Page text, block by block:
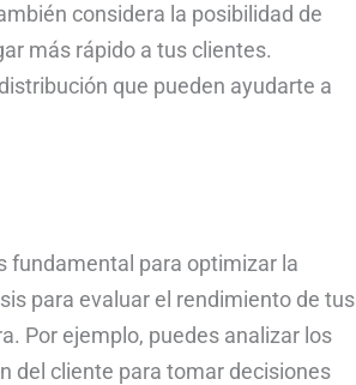
considera la posibilidad de
más rápido a tus clientes.
que pueden ayudarte a
fundamental para optimizar la
para evaluar el rendimiento de tus
Por ejemplo, puedes analizar los
del cliente para tomar decisiones